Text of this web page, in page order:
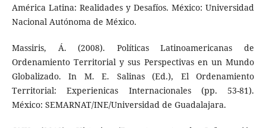
América Latina: Realidades y Desafíos. México: Universidad
Nacional Autónoma de México.
Massiris, Á. (2008). Políticas Latinoamericanas de
Ordenamiento Territorial y sus Perspectivas en un Mundo
Globalizado. In M. E. Salinas (Ed.), El Ordenamiento
Territorial: Experienicas Internacionales (pp. 53-81).
México: SEMARNAT/INE/Universidad de Guadalajara.